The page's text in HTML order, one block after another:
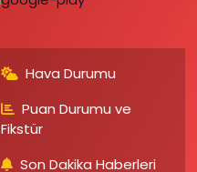
Hava Durumu
Puan Durumu ve
Fikstür
Son Dakika Haberleri